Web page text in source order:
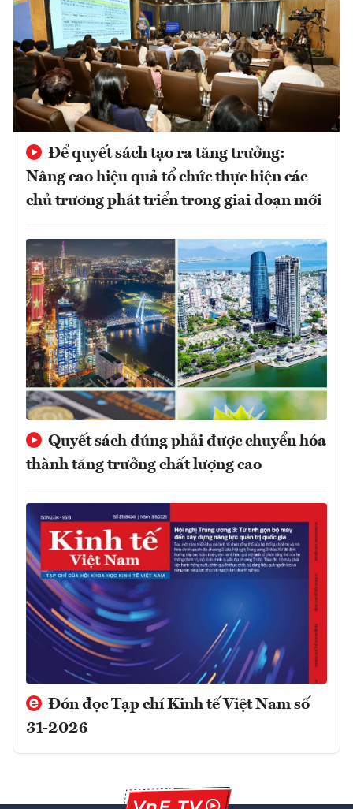
Để quyết sách tạo ra tăng trưởng:
Nâng cao hiệu quả tổ chức thực hiện các
chủ trương phát triển trong giai đoạn mới
Quyết sách đúng phải được chuyển hóa
thành tăng trưởng chất lượng cao
Đón đọc Tạp chí Kinh tế Việt Nam số
31-2026